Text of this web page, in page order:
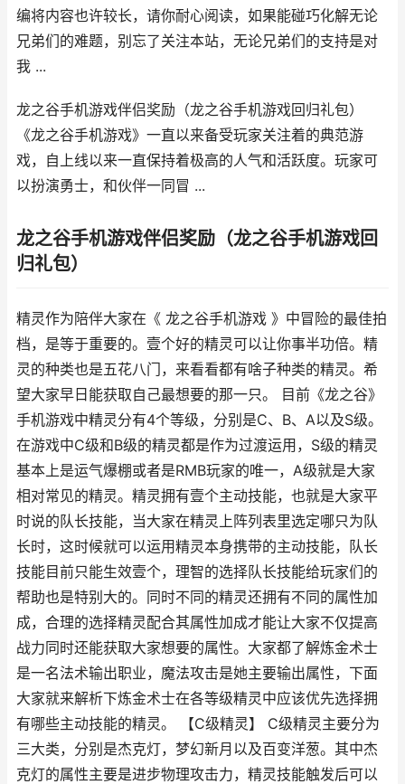
编将内容也许较长，请你耐心阅读，如果能碰巧化解无论
兄弟们的难题，别忘了关注本站，无论兄弟们的支持是对
我 ...
龙之谷手机游戏伴侣奖励（龙之谷手机游戏回归礼包）
《龙之谷手机游戏》一直以来备受玩家关注着的典范游
戏，自上线以来一直保持着极高的人气和活跃度。玩家可
以扮演勇士，和伙伴一同冒 ...
龙之谷手机游戏伴侣奖励（龙之谷手机游戏回
归礼包）
精灵作为陪伴大家在《 龙之谷手机游戏 》中冒险的最佳拍
档，是等于重要的。壹个好的精灵可以让你事半功倍。精
灵的种类也是五花八门，来看看都有啥子种类的精灵。希
望大家早日能获取自己最想要的那一只。 目前《龙之谷》
手机游戏中精灵分有4个等级，分别是C、B、A以及S级。
在游戏中C级和B级的精灵都是作为过渡运用，S级的精灵
基本上是运气爆棚或者是RMB玩家的唯一，A级就是大家
相对常见的精灵。精灵拥有壹个主动技能，也就是大家平
时说的队长技能，当大家在精灵上阵列表里选定哪只为队
长时，这时候就可以运用精灵本身携带的主动技能，队长
技能目前只能生效壹个，理智的选择队长技能给玩家们的
帮助也是特别大的。同时不同的精灵还拥有不同的属性加
成，合理的选择精灵配合其属性加成才能让大家不仅提高
战力同时还能获取大家想要的属性。大家都了解炼金术士
是一名法术输出职业，魔法攻击是她主要输出属性，下面
大家就来解析下炼金术士在各等级精灵中应该优先选择拥
有哪些主动技能的精灵。 【C级精灵】 C级精灵主要分为
三大类，分别是杰克灯，梦幻新月以及百变洋葱。其中杰
克灯的属性主要是进步物理攻击力，精灵技能触发后可以